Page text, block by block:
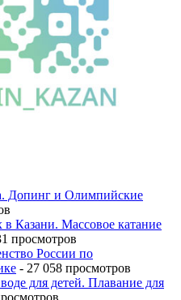
Допинг и Олимпийские
в Казани. Массовое катание
просмотров
России по
- 27 058 просмотров
для детей. Плавание для